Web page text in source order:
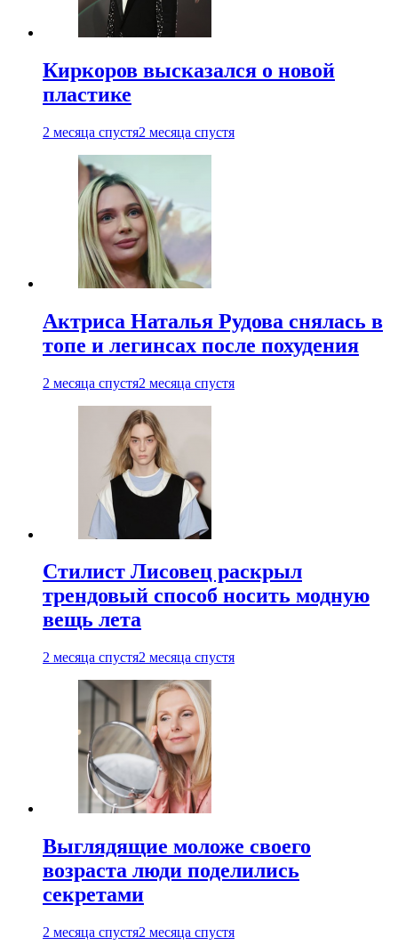
Киркоров высказался о новой
пластике
2 месяца спустя2 месяца спустя
Актриса Наталья Рудова снялась в
топе и легинсах после похудения
2 месяца спустя2 месяца спустя
Стилист Лисовец раскрыл
трендовый способ носить модную
вещь лета
2 месяца спустя2 месяца спустя
Выглядящие моложе своего
возраста люди поделились
секретами
2 месяца спустя2 месяца спустя